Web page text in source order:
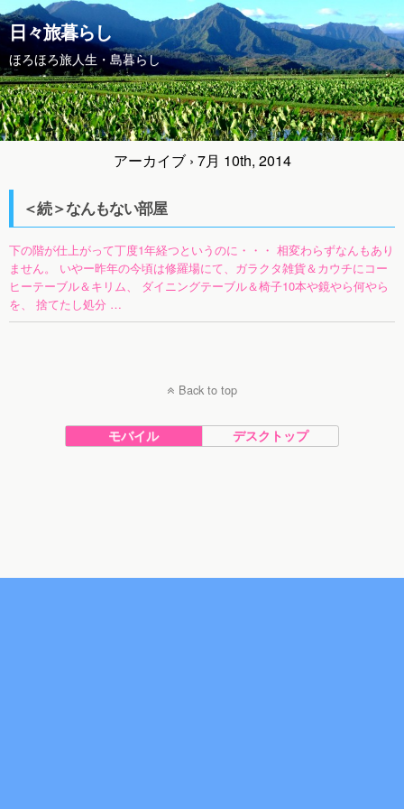
日々旅暮らし
ほろほろ旅人生・島暮らし
アーカイブ › 7月 10th, 2014
＜続＞なんもない部屋
下の階が仕上がって丁度1年経つというのに・・・ 相変わらずなんもあり
ません。 いやー昨年の今頃は修羅場にて、ガラクタ雑貨＆カウチにコー
ヒーテーブル＆キリム、 ダイニングテーブル＆椅子10本や鏡やら何やら
を、 捨てたし処分 …
Back to top
モバイル デスクトップ